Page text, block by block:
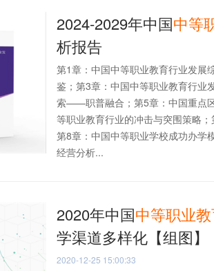
2024-2029年中国中等
析报告
第1章：中国中等职业教育行业发展
鉴；第3章：中国中等职业教育行业
索——职普融合；第5章：中国重点
等职业教育行业的冲击与突围策略
第8章：中国中等职业学校成功办学
经营分析...
2020年中国中等职业
学渠道多样化【组图】
2020-12-25 15:00:33